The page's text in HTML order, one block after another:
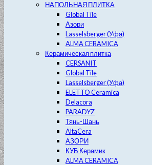
НАПОЛЬНАЯ ПЛИТКА
Global Tile
Азори
Lasselsberger (Уфа)
ALMA CERAMICA
Керамическая плитка
CERSANIT
Global Tile
Lasselsberger (Уфа)
ELETTO Ceramica
Delacora
PARADYZ
Тянь-Шань
AltaCera
АЗОРИ
КУБ Керамик
ALMA CERAMICA